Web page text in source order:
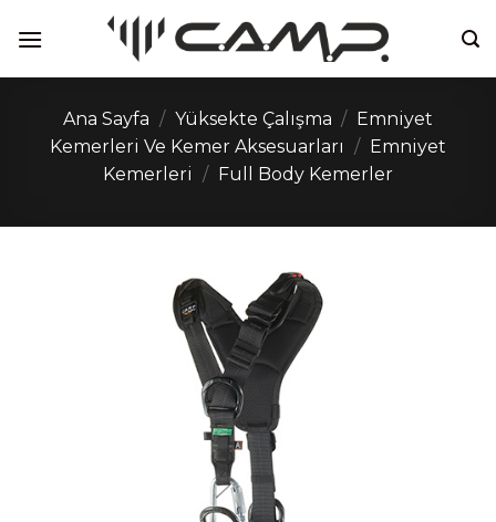
atla
Ana Sayfa / Yüksekte Çalışma / Emniyet
Kemerleri Ve Kemer Aksesuarları / Emniyet
Kemerleri / Full Body Kemerler